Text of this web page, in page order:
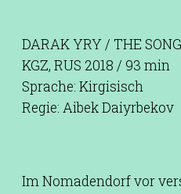
DARAK YRY / THE
KGZ, RUS 2018 / 93 min
Sprache: Kirgisisch
Regie: Aibek Daiyrbekov
Im Nomadendorf vor